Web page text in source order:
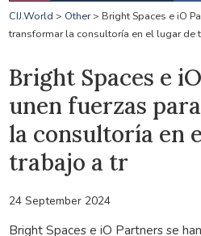
CIJ.World > Other> Bright Spaces e iO
transformar la consultoría en el lugar de
Bright Spaces e
unen fuerzas
la consultoría en
trabajo a tr
24 September 2024
Bright Spaces e iO Partners se